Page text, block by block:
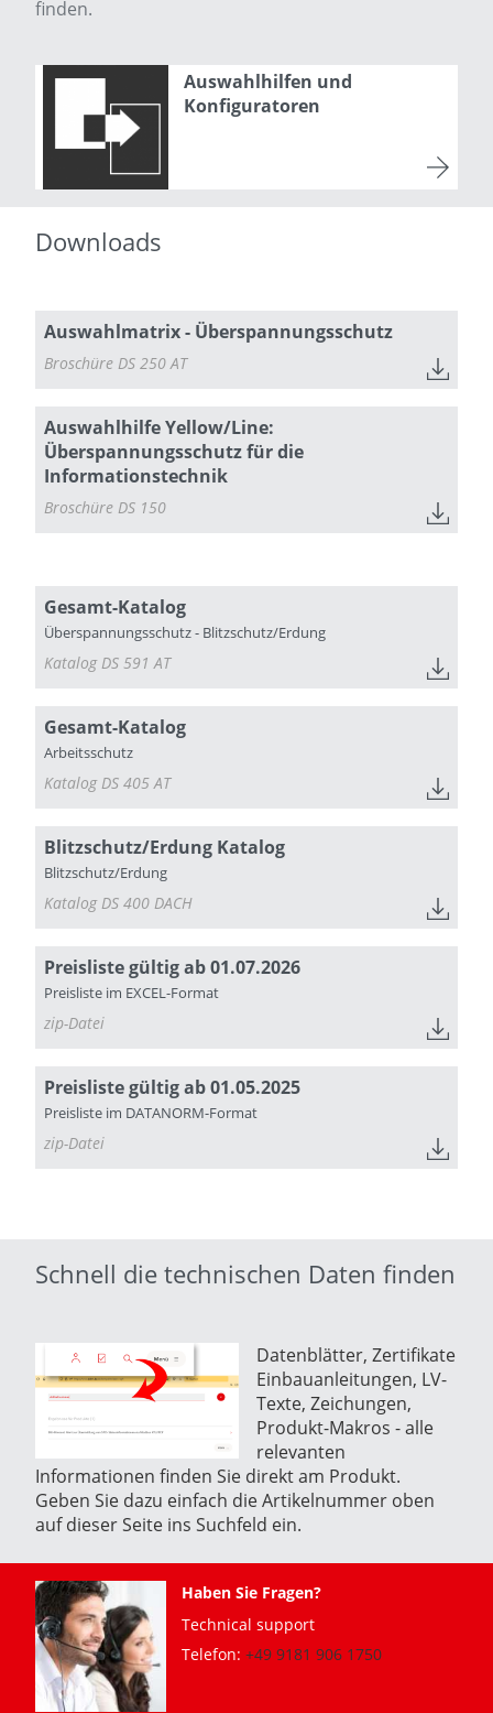
finden.
Auswahlhilfen und
Konfiguratoren
Downloads
Auswahlmatrix - Überspannungsschutz
Broschüre DS 250 AT
Auswahlhilfe Yellow/Line:
Überspannungsschutz für die
Informationstechnik
Broschüre DS 150
Gesamt-Katalog
Überspannungsschutz - Blitzschutz/Erdung
Katalog DS 591 AT
Gesamt-Katalog
Arbeitsschutz
Katalog DS 405 AT
Blitzschutz/Erdung Katalog
Blitzschutz/Erdung
Katalog DS 400 DACH
Preisliste gültig ab 01.07.2026
Preisliste im EXCEL-Format
zip-Datei
Preisliste gültig ab 01.05.2025
Preisliste im DATANORM-Format
zip-Datei
Schnell die technischen Daten finden
Datenblätter, Zertifikate
Einbauanleitungen, LV-
Texte, Zeichungen,
Produkt-Makros -alle
relevanten
Informationen finden Sie direkt am Produkt.
Geben Sie dazu einfach die Artikelnummer oben
auf dieser Seite ins Suchfeld ein.
Haben Sie Fragen?
Technical support
Telefon: +49 9181 906 1750